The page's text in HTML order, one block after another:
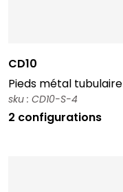
CD10
Pieds métal tubulaire
sku : CD10-S-4
2 configurations